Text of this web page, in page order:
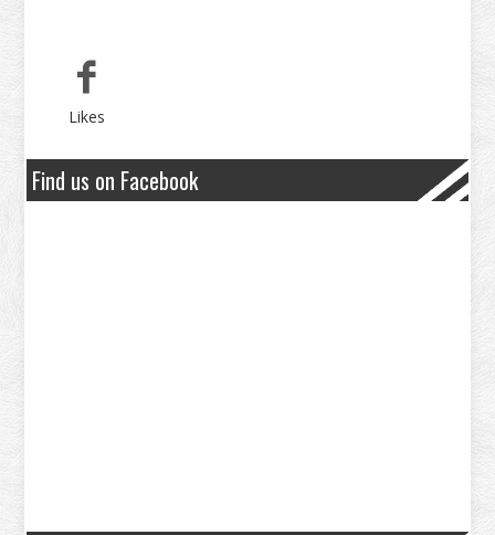
Likes
Find us on Facebook